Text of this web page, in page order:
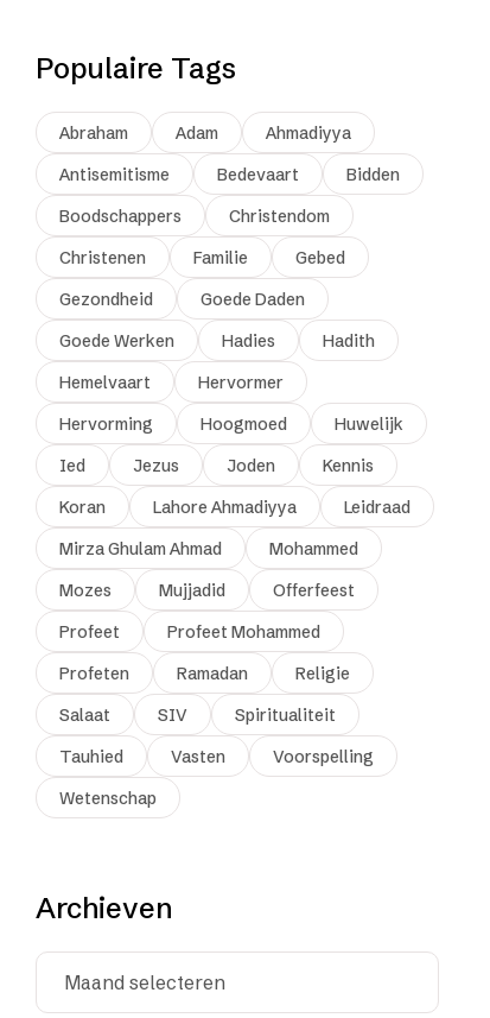
Populaire Tags
Abraham Adam
Ahmadiyya
Antisemitisme
Bedevaart
Bidden
Boodschappers
Christendom
Christenen
Familie
Gebed
Gezondheid
Goede Daden
Goede Werken
Hadies
Hadith
Hemelvaart
Hervormer
Hervorming
Hoogmoed
Huwelijk
Ied
Jezus Joden
Kennis
Koran
Lahore Ahmadiyya
Leidraad
Mirza Ghulam Ahmad
Mohammed
Mozes
Mujjadid
Offerfeest
Profeet
Profeet Mohammed
Profeten
Ramadan
Religie
Salaat
SIV
Spiritualiteit
Tauhied
Vasten
Voorspelling
Wetenschap
Archieven